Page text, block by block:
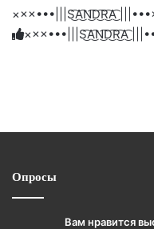
вверх.
реакцию:
улыбаюсь
реакцию:
смеюсь
до
реакцию:
печаль
реакцию:
плачу
благодарю
×××•••|||S͜͡A͜͡N͜͡D͜͡R͜͡A͜͡
×××•••|||S͜͡A͜͡N͜͡D͜͡R͜͡A͜͡
Опросы
Вам нравится